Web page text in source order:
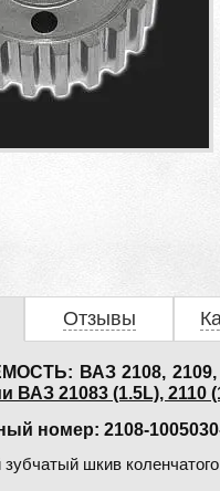
Отзывы
ВАЗ 2108, 2109,
ВАЗ 21083 (1.5L), 2110
номер: 2108-
шкив